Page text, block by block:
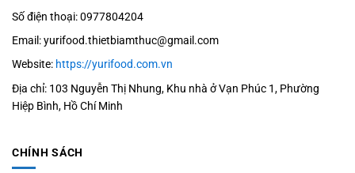
Số điện thoại: 0977804204
Email: yurifood.thietbiamthuc@gmail.com
Website: https://yurifood.com.vn
Địa chỉ: 103 Nguyễn Thị Nhung, Khu nhà ở Vạn Phúc 1, Phường
Hiệp Bình, Hồ Chí Minh
CHÍNH SÁCH